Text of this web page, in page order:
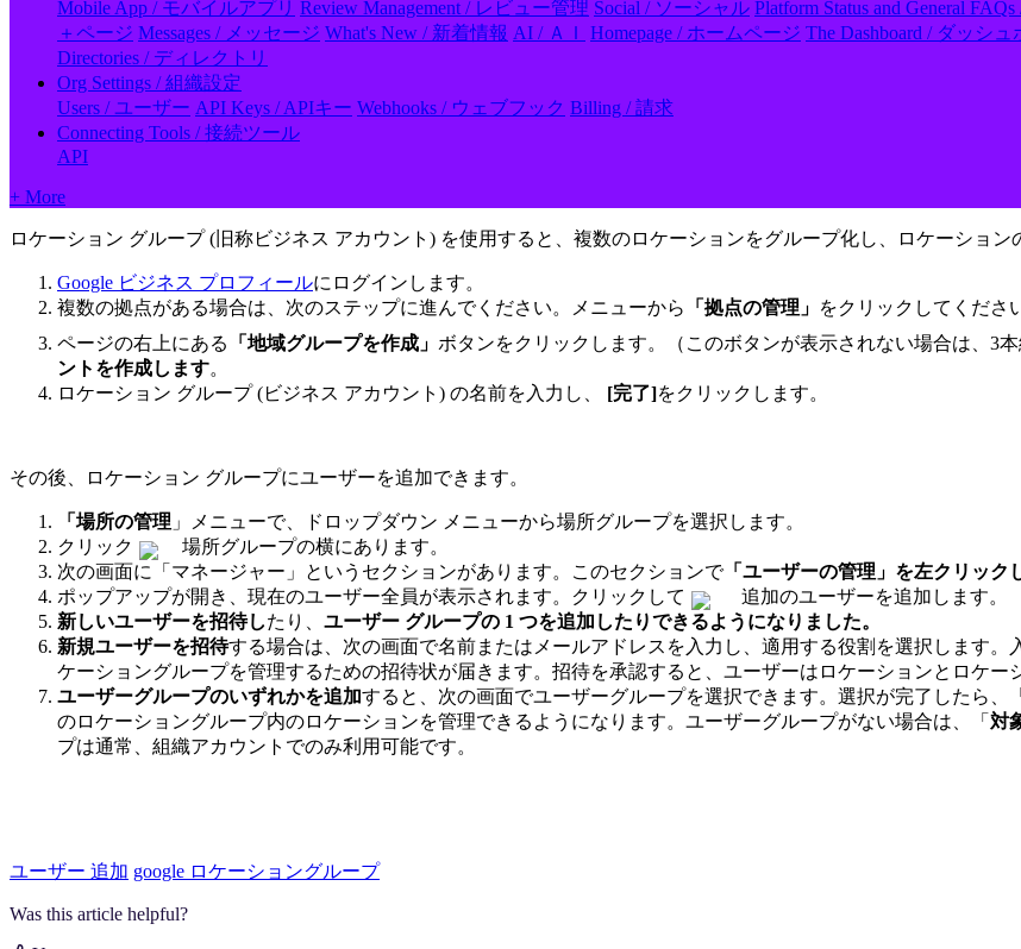
Mobile App / モバイルアプリ Review Management / レビュー管理 Social / ソーシャル Platform Status and General
＋ページ Messages / メッセージ What's New / 新着情報 AI / ＡＩ Homepage / ホームページ The Dashboard / ダッシュ
Directories / ディレクトリ
Org Settings / 組織設定
Users / ユーザー API Keys / APIキー Webhooks / ウェブフック Billing / 請求
Connecting Tools / 接続ツール
API
+ More
ロケーション グループ (旧称ビジネス アカウント) を使用すると、複数のロケーションをグループ化し、ロケーション
Google ビジネス プロフィールにログインします。
複数の拠点がある場合は、次のステップに進んでください。メニューから
「拠点の管理」 をクリックしてくださ
ページの右上にある
「地域グループを作成」 ボタンをクリックします。（このボタンが表示されない場合は、3
ントを作成します。
ロケーション グループ (ビジネス アカウント) の名前を入力し、 [完了]をクリックします。
その後、ロケーション グループにユーザーを追加できます。
「場所の管理 」メニューで、ドロップダウン メニューから場所グループを選択します。
クリック
場所グループの横にあります。
次の画面に「マネージャー」というセクションがあります。このセクションで「ユーザーの管理」を左クリック
ポップアップが開き、現在のユーザー全員が表示されます。クリックして
追加のユーザーを追加します。
新しいユーザーを招待したり、 ユーザー グループの 1 つを追加したりできるようになりました。
新規ユーザーを招待する場合は、次の画面で名前またはメールアドレスを入力し、適用する役割を選択します。
ケーショングループを管理するための招待状が届きます。招待を承認すると、ユーザーはロケーションとロケー
ユーザーグループのいずれかを追加すると、次の画面でユーザーグループを選択できます。選択が完了したら
のロケーショングループ内のロケーションを管理できるようになります。ユーザーグループがない場合は、「 対
プは通常、組織アカウントでのみ利用可能です。
ユーザー 追加 google ロケーショングループ
Was this article helpful?